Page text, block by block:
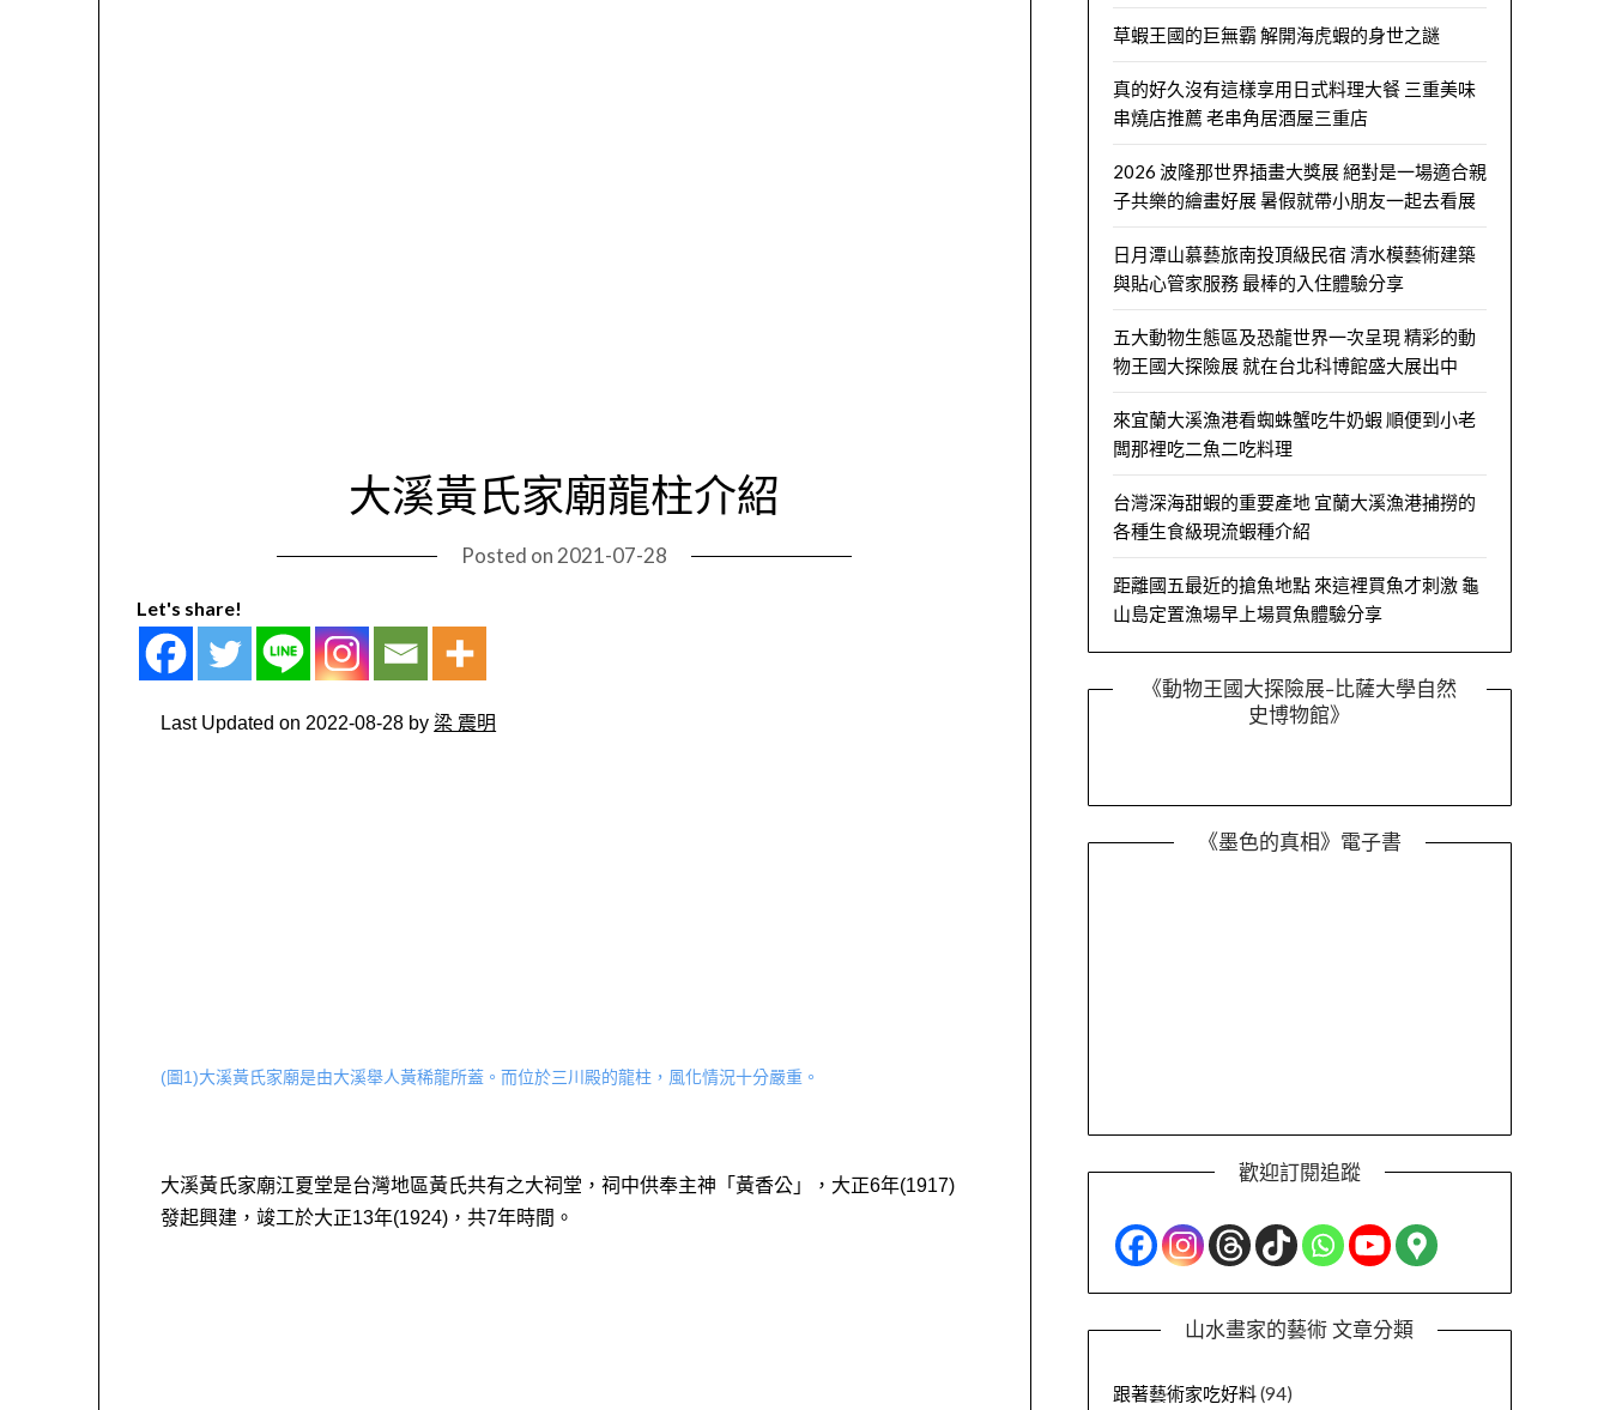
大溪黃氏家廟龍柱介紹
Posted on2021-07-28
Let's share!
Last Updated on 2022-08-28 by 梁 震明
(圖1)大溪黃氏家廟是由大溪舉人黃稀龍所蓋。而位於三川殿的龍柱，風化情況十分嚴重。
大溪黃氏家廟江夏堂是台灣地區黃氏共有之大祠堂，祠中供奉主神「黃香公」，大正6年(1917)
發起興建，竣工於大正13年(1924)，共7年時間。
草蝦王國的巨無霸 解開海虎蝦的身世之謎
真的好久沒有這樣享用日式料理大餐 三重美味
串燒店推薦 老串角居酒屋三重店
2026 波隆那世界插畫大獎展 絕對是一場適合親
子共樂的繪畫好展 暑假就帶小朋友一起去看展
日月潭山慕藝旅南投頂級民宿 清水模藝術建築
與貼心管家服務 最棒的入住體驗分享
五大動物生態區及恐龍世界一次呈現 精彩的動
物王國大探險展 就在台北科博館盛大展出中
來宜蘭大溪漁港看蜘蛛蟹吃牛奶蝦 順便到小老
闆那裡吃二魚二吃料理
台灣深海甜蝦的重要產地 宜蘭大溪漁港捕撈的
各種生食級現流蝦種介紹
距離國五最近的搶魚地點 來這裡買魚才刺激 龜
山島定置漁場早上場買魚體驗分享
《動物王國大探險展-比薩大學自然
史博物館》
《墨色的真相》電子書
歡迎訂閱追蹤
山水畫家的藝術 文章分類
跟著藝術家吃好料(94)